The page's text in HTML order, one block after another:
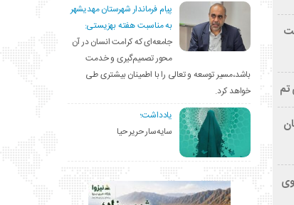
تم
پیام فرماندار شهرستان مهدیشهر
به مناسبت هفته بهزیستی:
جامعه‌ای که کرامت انسان در آن
محور تصمیم‌گیری و خدمت
باشد،مسیر توسعه و تعالی را با اطمینان بیشتری طی
خواهد کرد.
یادداشت؛
سایه‌سار حریر حیا